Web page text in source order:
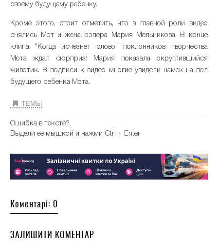
своему будущему ребенку.
Кроме этого, стоит отметить, что в главной роли видео
снялись Мот и жена рэпера Мария Мельникова. В конце
клипа "Когда исчезнет слово" поклонников творчества
Мота ждал сюрприз: Мария показала округлившийся
животик. В подписи к видео многие увидели намек на пол
будущего ребенка Мота.
ТЕМЫ
Ошибка в тексте?
Выдели ее мышкой и нажми Ctrl + Enter
Коментарі: 0
ЗАЛИШИТИ КОМЕНТАР